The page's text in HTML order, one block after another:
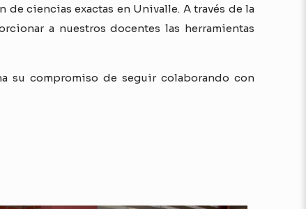
ciencias exactas en Univalle. A través de la
a nuestros docentes las herramientas
su compromiso de seguir colaborando con